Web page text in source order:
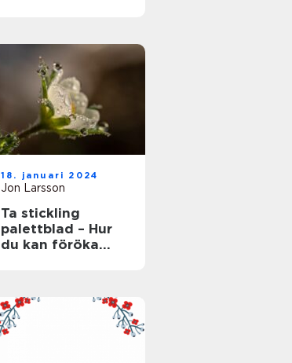
18. januari 2024
Jon Larsson
Ta stickling
palettblad – Hur
du kan föröka